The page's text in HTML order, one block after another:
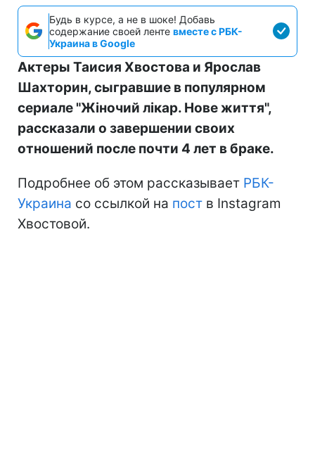
Будь в курсе, а не в шоке! Добавь
содержание своей ленте вместе с РБК-
Украина в Google
Актеры Таисия Хвостова и Ярослав
Шахторин, сыгравшие в популярном
сериале "Жіночий лікар. Нове життя",
рассказали о завершении своих
отношений после почти 4 лет в браке.
Подробнее об этом рассказывает РБК-
Украина со ссылкой на пост в Instagram
Хвостовой.